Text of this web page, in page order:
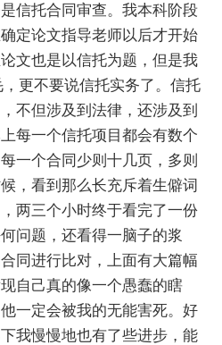
托合同审查。我本科阶段
定论文指导老师以后才开始
文也是以信托为题，但是我
更不要说信托实务了。信托
不但涉及到法律，还涉及到
每一个信托项目都会有数个
一个合同少则十几页，多则
，看到那么长充斥着生僻词
两三个小时终于看完了一份
问题，还看得一脑子的浆
同进行比对，上面有大篇幅
自己真的像一个愚蠢的瞎
一定会被我的无能害死。好
我慢慢地也有了些进步，能